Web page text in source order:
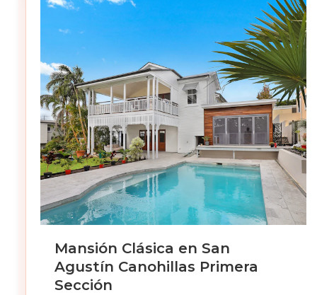
Mansión Clásica en San
Agustín Canohillas Primera
Sección